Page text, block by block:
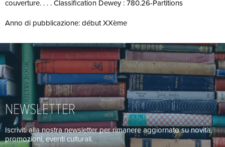
couverture. . . . Classification Dewey : 780.26-Partitions
Anno di pubblicazione: début XXème
NEWSLETTER
Iscriviti alla nostra newsletter per rimanere aggiornato su novità,
promozioni, eventi culturali.